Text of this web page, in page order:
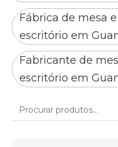
Fábrica de mesa
escritório em
Fabricante de
escritório em